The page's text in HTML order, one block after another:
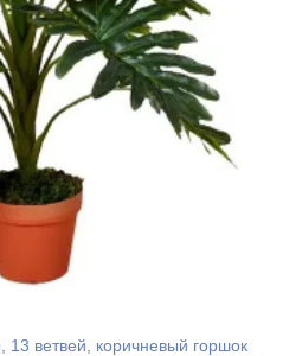
ветвей, коричневый горшок